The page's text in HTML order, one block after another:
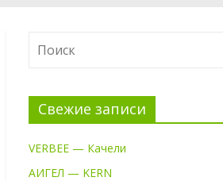
Свежие записи
VERBEE — Качели
АИГЕЛ — KERN